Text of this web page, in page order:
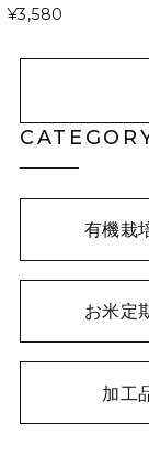
¥3,580
有機栽
お米定
加工